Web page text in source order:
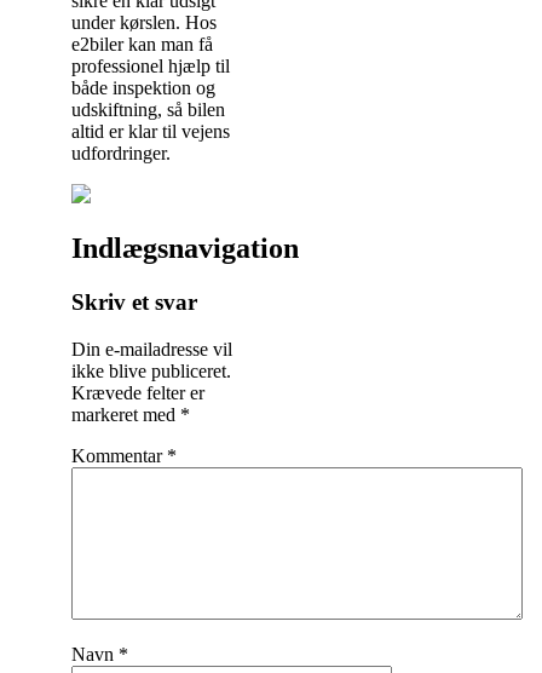
under kørslen. Hos
e2biler kan man få
professionel hjælp til
både inspektion og
udskiftning, så bilen
altid er klar til vejens
udfordringer.
Indlægsnavigation
Skriv et svar
Din e-mailadresse vil
ikke blive publiceret.
Krævede felter er
markeret med *
Kommentar *
Navn *